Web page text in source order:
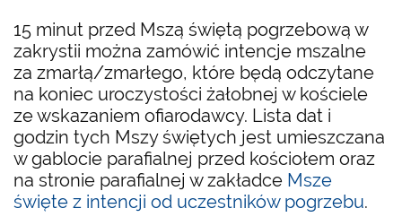
15 minut przed Mszą świętą pogrzebową w
zakrystii można zamówić intencje mszalne
za zmarłą/zmarłego, które będą odczytane
na koniec uroczystości żałobnej w kościele
ze wskazaniem ofiarodawcy. Lista dat i
godzin tych Mszy świętych jest umieszczana
w gablocie parafialnej przed kościołem oraz
na stronie parafialnej w zakładce Msze
święte z intencji od uczestników pogrzebu.